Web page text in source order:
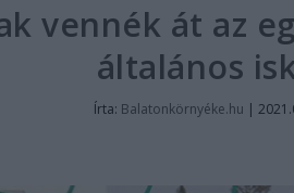
vennék át az
általános
Írta: Balatonkörnyéke.hu |